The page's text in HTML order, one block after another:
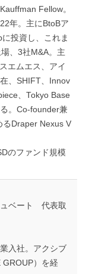
Fellow。
年。主にBtoBア
投資し、これま
、3社M&A。主
エムエス、アイ
、SHIFT、Innov
、Tokyo Base
。Co-founder兼
るDraper Nexus V
のファンド規模
ュベート 代表取
入社。アクシブ
GROUP）を経